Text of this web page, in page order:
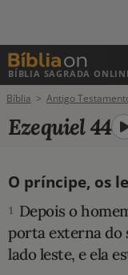
BÍBLIA SAGRADA
ANTIGO
NOVO TESTAMENTO
VERSÍCULOS
VERSÍCULO DO DIA
PALAVRA DO DIA
Bíblia Antigo
Ezequiel 44
O príncipe, os
1 Depois o
porta externa do
lado leste, e ela